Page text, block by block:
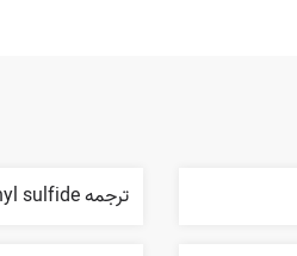
ترجمه dichlorodiethyl sulfide